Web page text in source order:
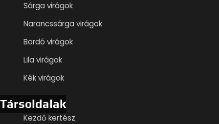
Sárga virágok
Narancssárga virágok
Bordó virágok
Lila virágok
Kék virágok
Társoldalak
Kezdő kertész